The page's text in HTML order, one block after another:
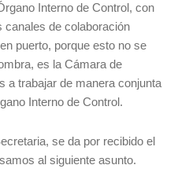
Interno de Control, con
canales de colaboración
puerto, porque esto no se
es la Cámara de
a trabajar de manera conjunta
Interno de Control.
se da por recibido el
al siguiente asunto.